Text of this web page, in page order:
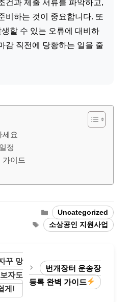
건과 제출 서류를 파악하고,
비하는 것이 중요합니다. 또
할 수 있는 오류에 대비하
감 직전에 당황하는 일을 줄
세요
정
가이드
Categories
Uncategorized
Tags소상공인 지원사업
꾸 망
자도
게!
번개장터 운송장
등록 완벽 가이드